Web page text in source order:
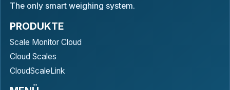
The only smart weighing system.
PRODUKTE
Scale Monitor Cloud
Cloud Scales
CloudScaleLink